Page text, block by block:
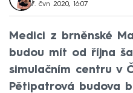
7. čvn 2020, 16:07
Medici z brněnské
budou mít od října
simulačním centru v
Pětipatrová budova